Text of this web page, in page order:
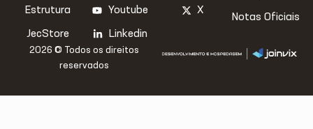
Estrutura
JecStore
Youtube
Linkedin
X
Notas Oficiais
2026 © Todos os direitos
reservados